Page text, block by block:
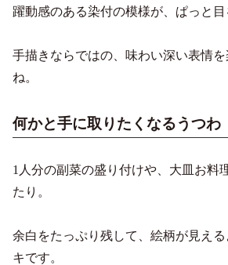
躍動感のある染付の模様が、ぱっと目
手描きならではの、味わい深い表情
ね。
何かと手に取りたくなるうつわ
1人分の副菜の盛り付けや、大皿お料
たり。
余白をたっぷり残して、絵柄が見え
キです。